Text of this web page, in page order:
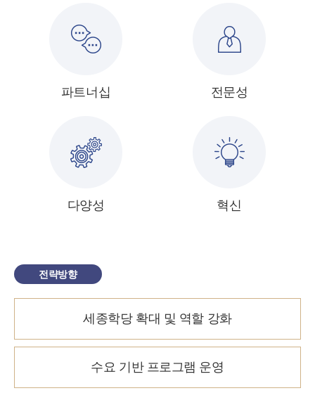
파트너십 전문성
다양성 혁신
전략방향
세종학당 확대 및 역할 강화
수요 기반 프로그램 운영